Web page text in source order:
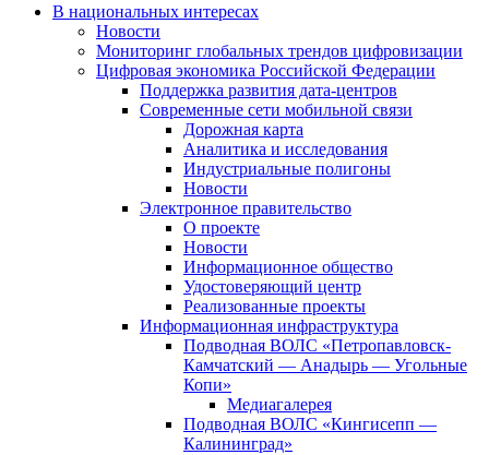
В национальных интересах
Новости
Мониторинг глобальных трендов цифровизации
Цифровая экономика Российской Федерации
Поддержка развития дата-центров
Современные сети мобильной связи
Дорожная карта
Аналитика и исследования
Индустриальные полигоны
Новости
Электронное правительство
О проекте
Новости
Информационное общество
Удостоверяющий центр
Реализованные проекты
Информационная инфраструктура
Подводная ВОЛС «Петропавловск-
Камчатский — Анадырь — Угольные
Копи»
Медиагалерея
Подводная ВОЛС «Кингисепп —
Калининград»